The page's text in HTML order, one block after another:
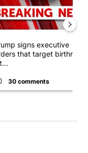
signs executive
that target birthright
30 comments